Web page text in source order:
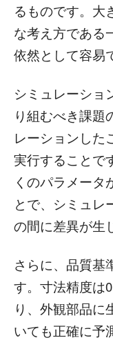
るものです。大
な考え方である
依然として容易
シミュレーショ
り組むべき課題
レーションした
実行することで
くのパラメータ
とで、シミュレ
の間に差異が生
さらに、品質基
す。寸法精度は
り、外観部品に
いても正確に予